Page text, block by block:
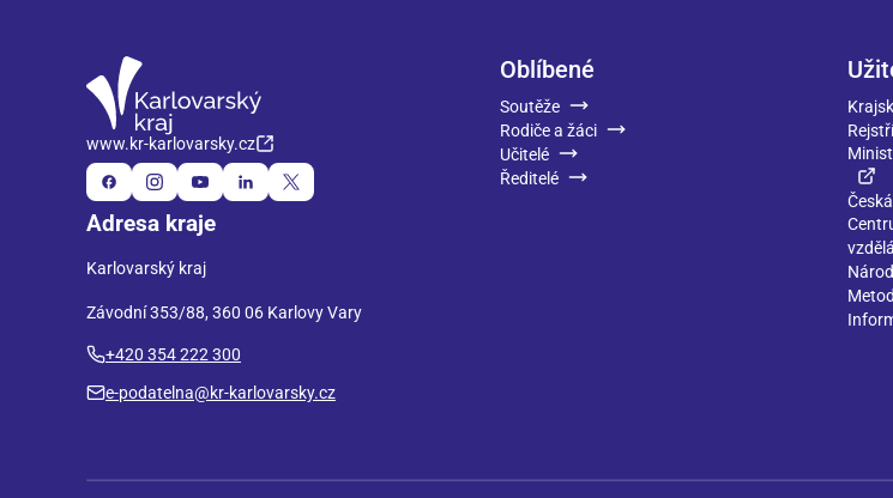
www.kr-karlovarsky.cz
Adresa kraje
Karlovarský kraj
Závodní 353/88, 360 06 Karlovy Vary
+420 354 222 300
e-podatelna@kr-karlovarsky.cz
Oblíbené
Soutěže
Rodiče a žáci
Učitelé
Ředitelé